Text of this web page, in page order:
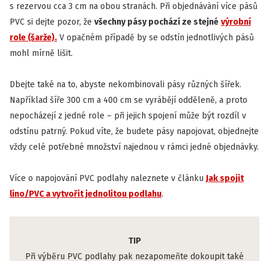
s rezervou cca 3 cm na obou stranách. Při objednávání více pásů
PVC si dejte pozor, že všechny pásy pochází ze stejné výrobní
role (šarže). V opačném případě by se odstín jednotlivých pásů
mohl mírně lišit.
Dbejte také na to, abyste nekombinovali pásy různých šířek.
Například šíře 300 cm a 400 cm se vyrábějí odděleně, a proto
nepocházejí z jedné role – při jejich spojení může být rozdíl v
odstínu patrný. Pokud víte, že budete pásy napojovat, objednejte
vždy celé potřebné množství najednou v rámci jedné objednávky.
Více o napojování PVC podlahy naleznete v článku Jak spojit
lino/PVC a vytvořit jednolitou podlahu.
TIP
Při výběru PVC podlahy pak nezapomeňte dokoupit také